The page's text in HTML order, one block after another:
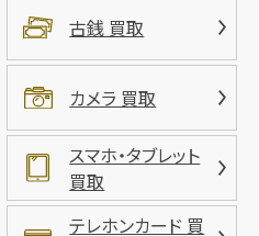
古銭 買取
カメラ 買取
スマホ・タブレット
買取
テレホンカード 買